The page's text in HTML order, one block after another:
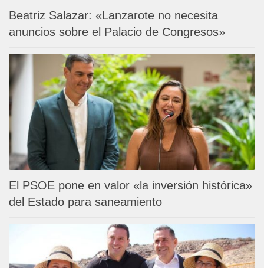
Beatriz Salazar: «Lanzarote no necesita
anuncios sobre el Palacio de Congresos»
El PSOE pone en valor «la inversión histórica»
del Estado para saneamiento